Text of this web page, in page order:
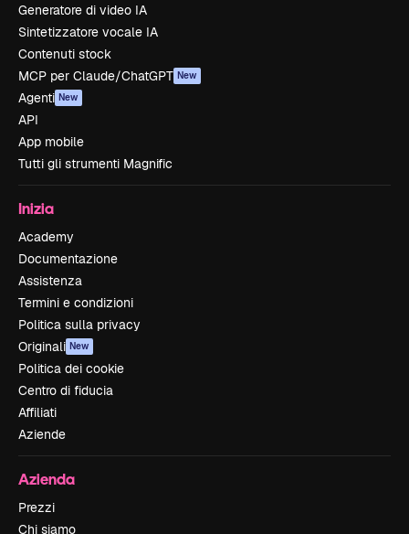
Generatore di video IA
Sintetizzatore vocale IA
Contenuti stock
MCP per Claude/ChatGPT New
Agenti New
API
App mobile
Tutti gli strumenti Magnific
Inizia
Academy
Documentazione
Assistenza
Termini e condizioni
Politica sulla privacy
Originali New
Politica dei cookie
Centro di fiducia
Affiliati
Aziende
Azienda
Prezzi
Chi siamo